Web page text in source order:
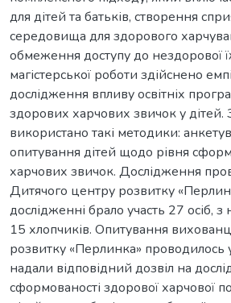
для дітей та батьків, створення
середовища для здорового
обмеження доступу до нездорової
магістерської роботи здійснено
дослідження впливу освітніх
здорових харчових звичок у
використано такі методики:
опитування дітей щодо рівня
харчових звичок. Дослідження
Дитячого центру розвитку
дослідженні брало участь 27 осіб, з
15 хлопчиків. Опитування
розвитку «Перлинка» проводилось
надали відповідний дозвіл на
сформованості здорової харчової